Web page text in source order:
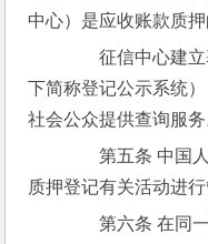
中心）是应收账款质押
征信中心建立
下简称登记公示系统
社会公众提供查询服务
第五条 中国人
质押登记有关活动进行
第六条 在同一